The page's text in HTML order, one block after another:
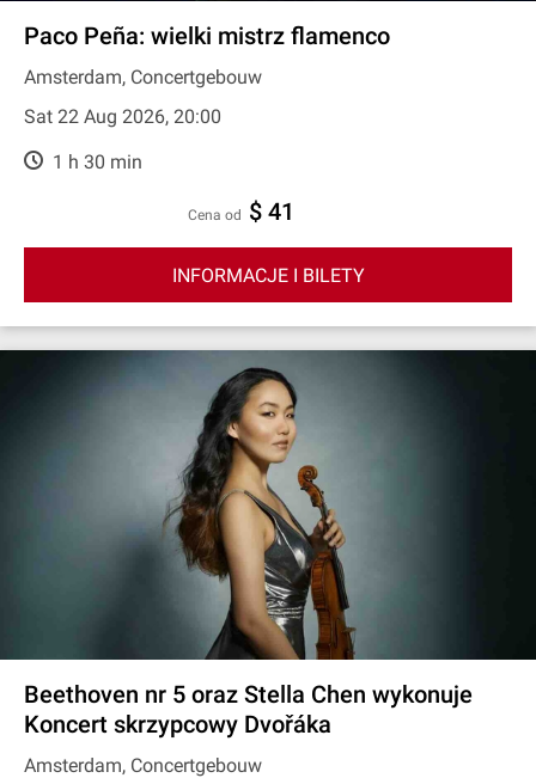
Paco Peña: wielki mistrz flamenco
Amsterdam, Concertgebouw
Sat 22 Aug 2026, 20:00
1 h 30 min
cena od $ 41
INFORMACJE I BILETY
Beethoven nr 5 oraz Stella Chen wykonuje
Koncert skrzypcowy Dvořáka
Amsterdam, Concertgebouw